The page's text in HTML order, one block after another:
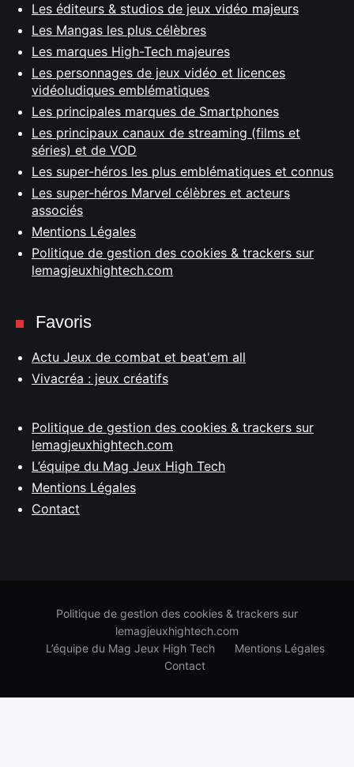
Les éditeurs & studios de jeux vidéo majeurs
Les Mangas les plus célèbres
Les marques High-Tech majeures
Les personnages de jeux vidéo et licences
vidéoludiques emblématiques
Les principales marques de Smartphones
Les principaux canaux de streaming (films et
séries) et de VOD
Les super-héros les plus emblématiques et connus
Les super-héros Marvel célèbres et acteurs
associés
Mentions Légales
Politique de gestion des cookies & trackers sur
lemagjeuxhightech.com
Favoris
Actu Jeux de combat et beat'em all
Vivacréa : jeux créatifs
Politique de gestion des cookies & trackers sur
lemagjeuxhightech.com
L’équipe du Mag Jeux High Tech
Mentions Légales
Contact
Politique de gestion des cookies & trackers sur
lemagjeuxhightech.com
L’équipe du Mag Jeux High Tech
Mentions Légales
Contact